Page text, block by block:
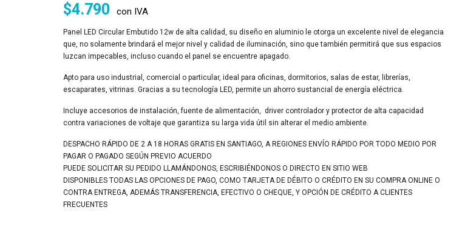
$4.790 con IVA
Panel LED Circular Embutido 12w de alta calidad, su diseño en aluminio le otorga un excelente nivel de elegancia
que, no solamente brindará el mejor nivel y calidad de iluminación, sino que también permitirá que sus espacios
luzcan impecables, incluso cuando el panel se encuentre apagado.
Apto para uso industrial, comercial o particular, ideal para oficinas, dormitorios, salas de estar, librerías,
escaparates, vitrinas. Gracias a su tecnología LED, permite un ahorro sustancial de energía eléctrica.
Incluye accesorios de instalación, fuente de alimentación, driver controlador y protector de alta capacidad
contra variaciones de voltaje que garantiza su larga vida útil sin alterar el medio ambiente.
DESPACHO RÁPIDO DE 2 A 18 HORAS GRATIS EN SANTIAGO, A REGIONES ENVÍO RÁPIDO POR TODO MEDIO POR
PAGAR O PAGADO SEGÚN PREVIO ACUERDO
PUEDE SOLICITAR SU PEDIDO LLAMÁNDONOS, ESCRIBIÉNDONOS O DIRECTO EN SITIO WEB
DISPONIBLES TODAS LAS OPCIONES DE PAGO, COMO TARJETA DE DÉBITO O CRÉDITO EN SU COMPRA ONLINE O
CONTRA ENTREGA, ADEMÁS TRANSFERENCIA, EFECTIVO O CHEQUE, Y OPCIÓN DE CRÉDITO A CLIENTES
FRECUENTES